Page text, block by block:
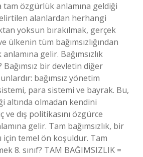
özgürlük anlamına geldiği
alanlardan herhangi
yoksun bırakılmak, gerçek
ülkenin tüm bağımsızlığından
gelir. Bağımsızlık
bir devletin diğer
bağımsız yönetim
para sistemi ve bayrak. Bu,
altında olmadan kendini
ve dış politikasını özgürce
gelir. Tam bağımsızlık, bir
için temel ön koşuldur. Tam
8. sınıf? TAM BAĞIMSIZLIK =